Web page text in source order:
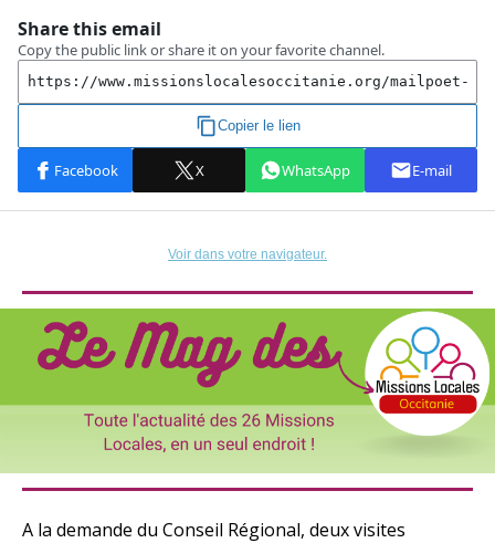
Voir dans votre navigateur.
A la demande du Conseil Régional, deux visites